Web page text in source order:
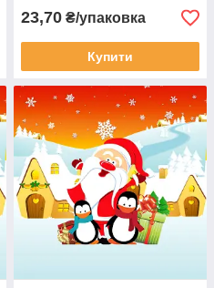
23,70 ₴/упаковка
Купити